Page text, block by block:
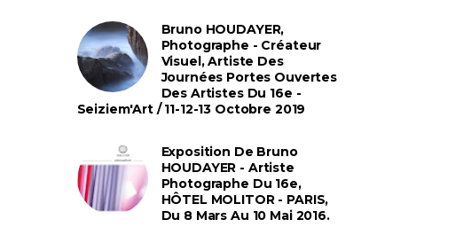
Bruno HOUDAYER,
Photographe - Créateur
Visuel, Artiste Des
Journées Portes Ouvertes
Des Artistes Du 16e -
Seiziem'Art / 11-12-13 Octobre 2019
Exposition De Bruno
HOUDAYER - Artiste
Photographe Du 16e,
HÔTEL MOLITOR - PARIS,
Du 8 Mars Au 10 Mai 2016.